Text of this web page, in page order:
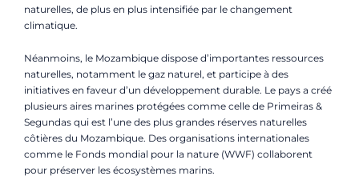
naturelles, de plus en plus intensifiée par le changement
climatique.
Néanmoins, le Mozambique dispose d’importantes ressources
naturelles, notamment le gaz naturel, et participe à des
initiatives en faveur d’un développement durable. Le pays a créé
plusieurs aires marines protégées comme celle de Primeiras &
Segundas qui est l’une des plus grandes réserves naturelles
côtières du Mozambique. Des organisations internationales
comme le Fonds mondial pour la nature (WWF) collaborent
pour préserver les écosystèmes marins.